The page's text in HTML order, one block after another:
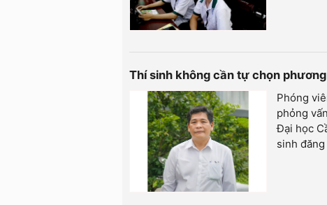
Thí sinh không cần tự chọn
Phóng
phỏng
Đại học
sinh